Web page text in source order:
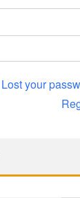
Lost your